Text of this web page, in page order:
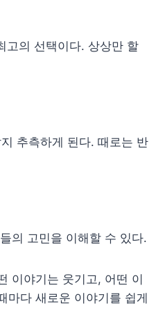
고의 선택이다. 상상만 할
추측하게 된다. 때로는 반
의 고민을 이해할 수 있다.
이야기는 웃기고, 어떤 이
마다 새로운 이야기를 쉽게